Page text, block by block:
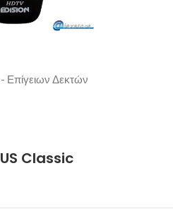
Επίγειων Δεκτών
Classic